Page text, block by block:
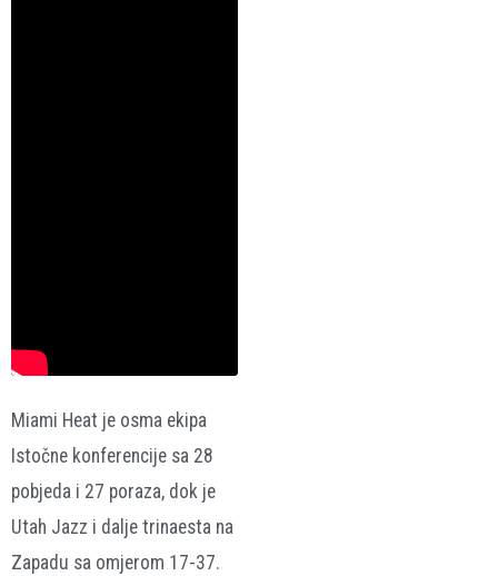
Miami Heat je osma ekipa
Istočne konferencije sa 28
pobjeda i 27 poraza, dok je
Utah Jazz i dalje trinaesta na
Zapadu sa omjerom 17-37.